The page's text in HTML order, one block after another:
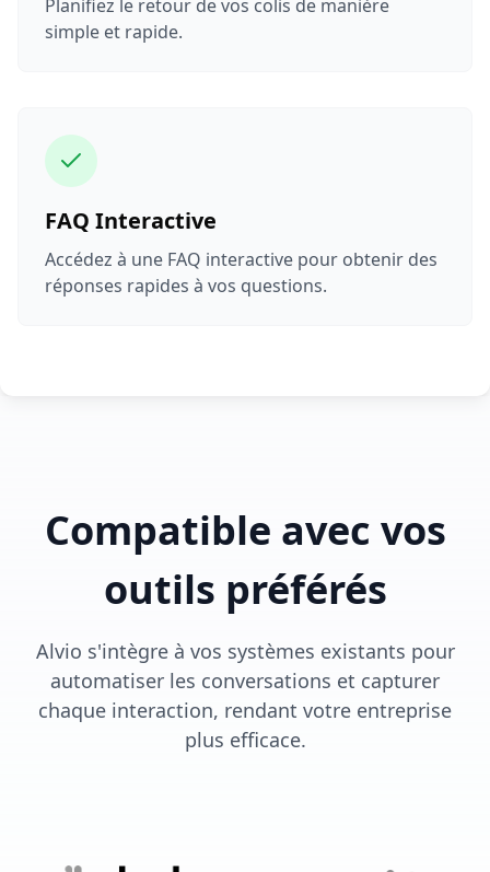
Planifiez le retour de vos colis de manière
simple et rapide.
FAQ Interactive
Accédez à une FAQ interactive pour obtenir des
réponses rapides à vos questions.
Compatible avec vos
outils préférés
Alvio s'intègre à vos systèmes existants pour
automatiser les conversations et capturer
chaque interaction, rendant votre entreprise
plus efficace.